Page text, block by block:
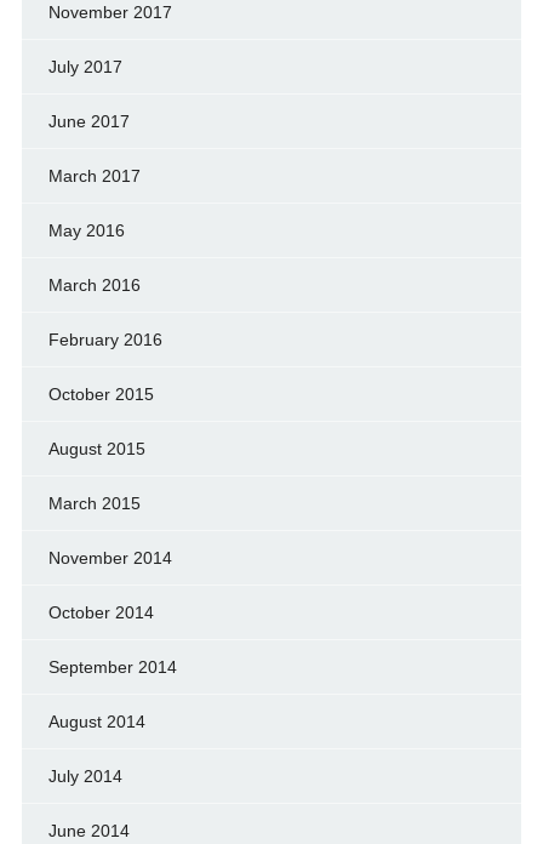
November 2017
July 2017
June 2017
March 2017
May 2016
March 2016
February 2016
October 2015
August 2015
March 2015
November 2014
October 2014
September 2014
August 2014
July 2014
June 2014